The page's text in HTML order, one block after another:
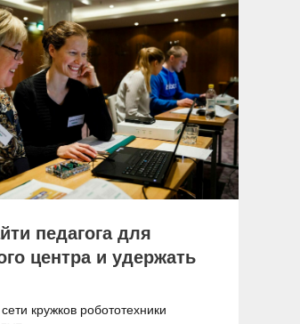
педагога для
центра и удержать
кружков робототехники